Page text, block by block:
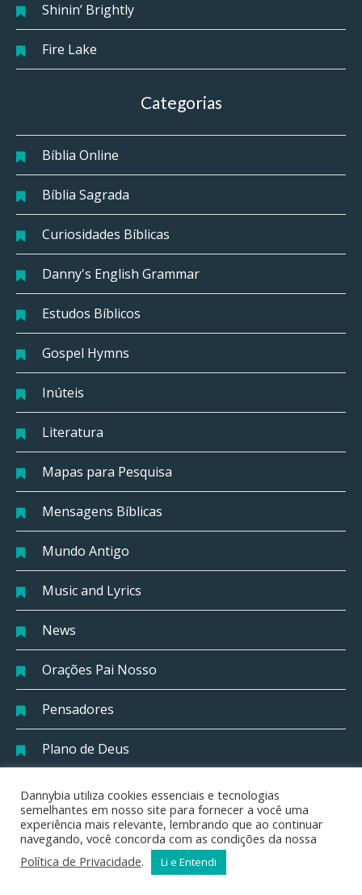
Shinin’ Brightly
Fire Lake
Categorias
Bíblia Online
Bíblia Sagrada
Curiosidades Bíblicas
Danny's English Grammar
Estudos Bíblicos
Gospel Hymns
Inúteis
Literatura
Mapas para Pesquisa
Mensagens Bíblicas
Mundo Antigo
Music and Lyrics
News
Orações Pai Nosso
Pensadores
Plano de Deus
Política
Saúde
Utilidade Pública
Dannybia utiliza cookies essenciais e tecnologias
semelhantes em nosso site para fornecer a você uma
experiência mais relevante, lembrando que ao continuar
navegando, você concorda com as condições da nossa
Política de Privacidade. Li e Entendi